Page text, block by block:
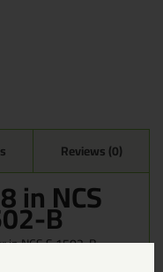
Reviews (0)
in NCS
B
in NCS S 1502-B
huis.